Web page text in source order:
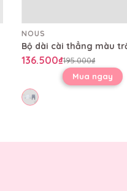
NOUS
136.500₫195.000₫
Mua ngay